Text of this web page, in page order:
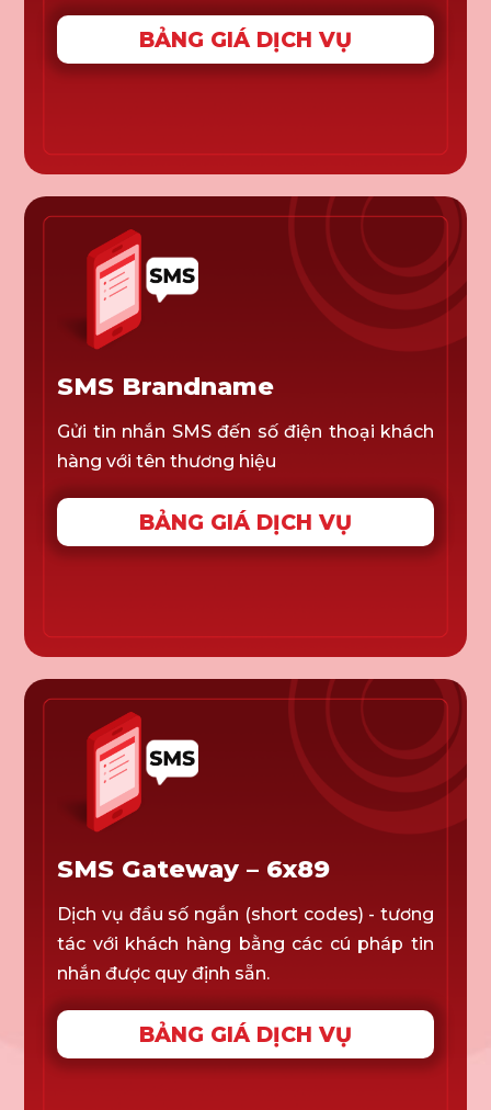
BẢNG GIÁ DỊCH VỤ
SMS Brandname
Gửi tin nhắn SMS đến số điện thoại khách
hàng với tên thương hiệu
BẢNG GIÁ DỊCH VỤ
SMS Gateway – 6x89
Dịch vụ đầu số ngắn (short codes) - tương
tác với khách hàng bằng các cú pháp tin
nhắn được quy định sẵn.
BẢNG GIÁ DỊCH VỤ